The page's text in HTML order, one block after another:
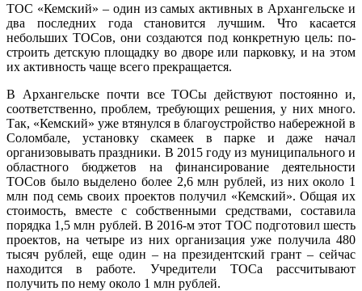
ТОС «Кемский» – один из самых активных в Архангельске и
два последних года становится лучшим. Что касается
небольших ТОСов, они создаются под конкретную цель: по-
строить детскую площадку во дворе или парковку, и на этом
их активность чаще всего прекращается.
В Архангельске почти все ТОСы действуют постоянно и,
соответственно, проблем, требующих решения, у них много.
Так, «Кемский» уже втянулся в благоустройство набережной в
Соломбале, установку скамеек в парке и даже начал
организовывать праздники. В 2015 году из муниципального и
областного бюджетов на финансирование деятельности
ТОСов было выделено более 2,6 млн рублей, из них около 1
млн под семь своих проектов получил «Кемский». Общая их
стоимость, вместе с собственными средствами, составила
порядка 1,5 млн рублей. В 2016-м этот ТОС подготовил шесть
проектов, на четыре из них организация уже получила 480
тысяч рублей, еще один – на президентский грант – сейчас
находится в работе. Учредители ТОСа рассчитывают
получить по нему около 1 млн рублей.